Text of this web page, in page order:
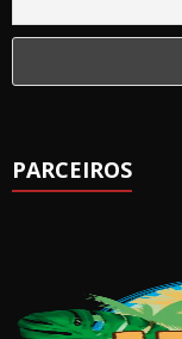
PARCEIROS